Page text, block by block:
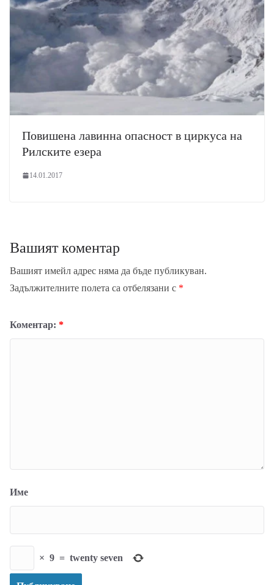
Повишена лавинна опасност в циркуса на
Рилските езера
14.01.2017
Вашият коментар
Вашият имейл адрес няма да бъде публикуван.
Задължителните полета са отбелязани с *
Коментар: *
Име
× 9 = twenty seven